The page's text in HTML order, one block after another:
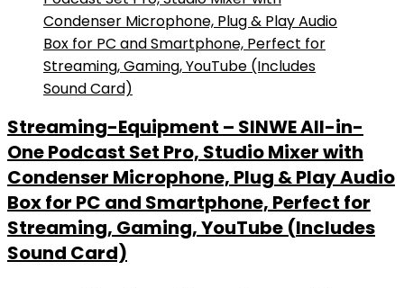
Streaming-Equipment – SINWE All-in-
One Podcast Set Pro, Studio Mixer with
Condenser Microphone, Plug & Play Audio
Box for PC and Smartphone, Perfect for
Streaming, Gaming, YouTube (Includes
Sound Card)